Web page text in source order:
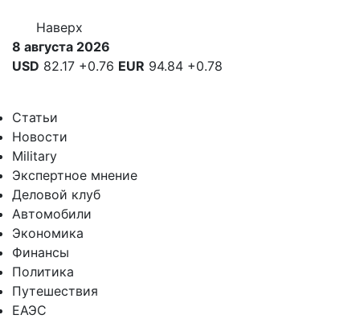
Наверх
8 августа 2026
USD 82.17 +0.76 EUR 94.84 +0.78
Статьи
Новости
Military
Экспертное мнение
Деловой клуб
Автомобили
Экономика
Финансы
Политика
Путешествия
ЕАЭС